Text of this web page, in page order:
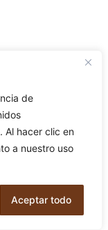
de
Al hacer clic en
a nuestro uso
Aceptar todo